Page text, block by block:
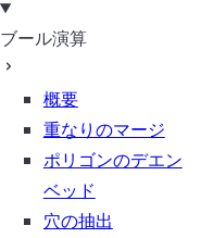
ブール演算
概要
重なりのマージ
ポリゴンのデエン
ベッド
穴の抽出